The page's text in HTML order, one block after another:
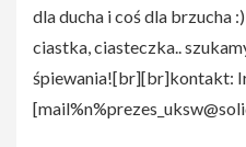
dla ducha i coś dla brzucha
ciastka, ciasteczka..
śpiewania![br][br]kontakt:
[